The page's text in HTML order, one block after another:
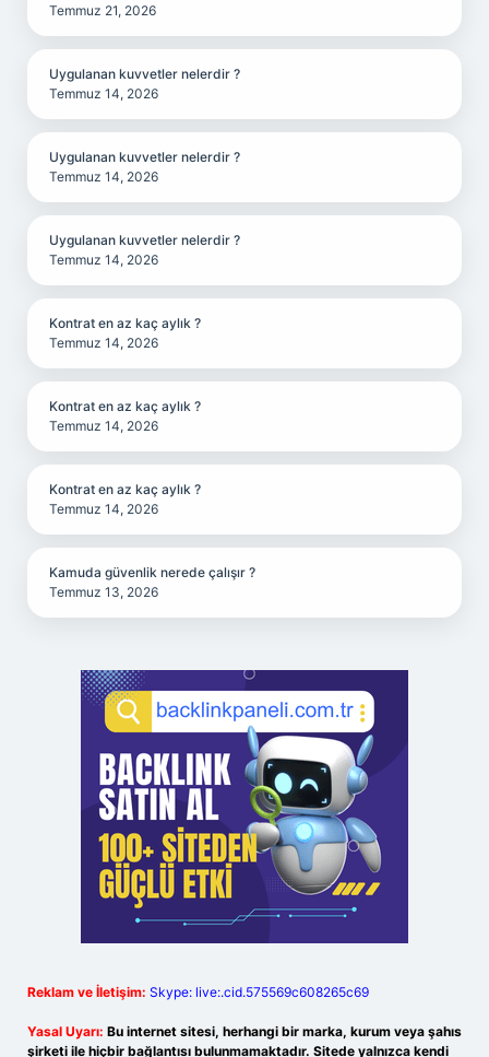
Temmuz 21, 2026
Uygulanan kuvvetler nelerdir ?
Temmuz 14, 2026
Uygulanan kuvvetler nelerdir ?
Temmuz 14, 2026
Uygulanan kuvvetler nelerdir ?
Temmuz 14, 2026
Kontrat en az kaç aylık ?
Temmuz 14, 2026
Kontrat en az kaç aylık ?
Temmuz 14, 2026
Kontrat en az kaç aylık ?
Temmuz 14, 2026
Kamuda güvenlik nerede çalışır ?
Temmuz 13, 2026
Reklam ve İletişim: Skype: live:.cid.575569c608265c69
Yasal Uyarı: Bu internet sitesi, herhangi bir marka, kurum veya şahıs
şirketi ile hiçbir bağlantısı bulunmamaktadır. Sitede yalnızca kendi